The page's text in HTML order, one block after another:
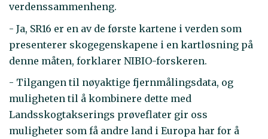
verdenssammenheng.
- Ja, SR16 er en av de første kartene i verden som
presenterer skogegenskapene i en kartløsning på
denne måten, forklarer NIBIO-forskeren.
- Tilgangen til nøyaktige fjernmålingsdata, og
muligheten til å kombinere dette med
Landsskogtakserings prøveflater gir oss
muligheter som få andre land i Europa har for å